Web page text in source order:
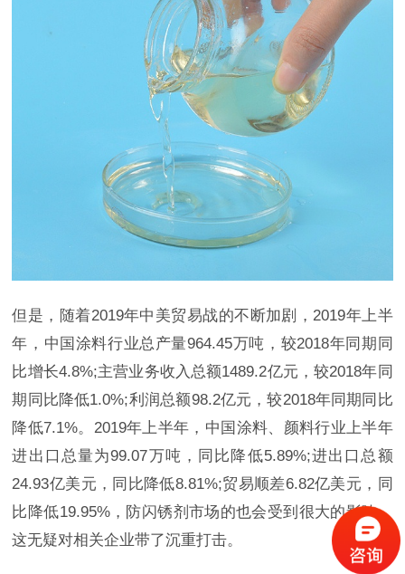
但是，随着2019年中美贸易战的不断加剧，2019年上半
年，中国涂料行业总产量964.45万吨，较2018年同期同
比增长4.8%;主营业务收入总额1489.2亿元，较2018年同
期同比降低1.0%;利润总额98.2亿元，较2018年同期同比
降低7.1%。2019年上半年，中国涂料、颜料行业上半年
进出口总量为99.07万吨，同比降低5.89%;进出口总额
24.93亿美元，同比降低8.81%;贸易顺差6.82亿美元，同
比降低19.95%，防闪锈剂市场的也会受到很大的影响，
这无疑对相关企业带了沉重打击。